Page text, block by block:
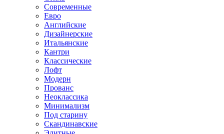
Современные
Евро
Английские
Дизайнерские
Итальянские
Кантри
Классические
Лофт
Модерн
Прованс
Неоклассика
Минимализм
Под старину
Скандинавские